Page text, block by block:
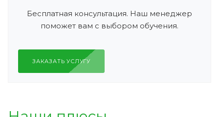
Бесплатная консультация. Наш менеджер
поможет вам с выбором обучения.
ЗАКАЗАТЬ УСЛУГУ